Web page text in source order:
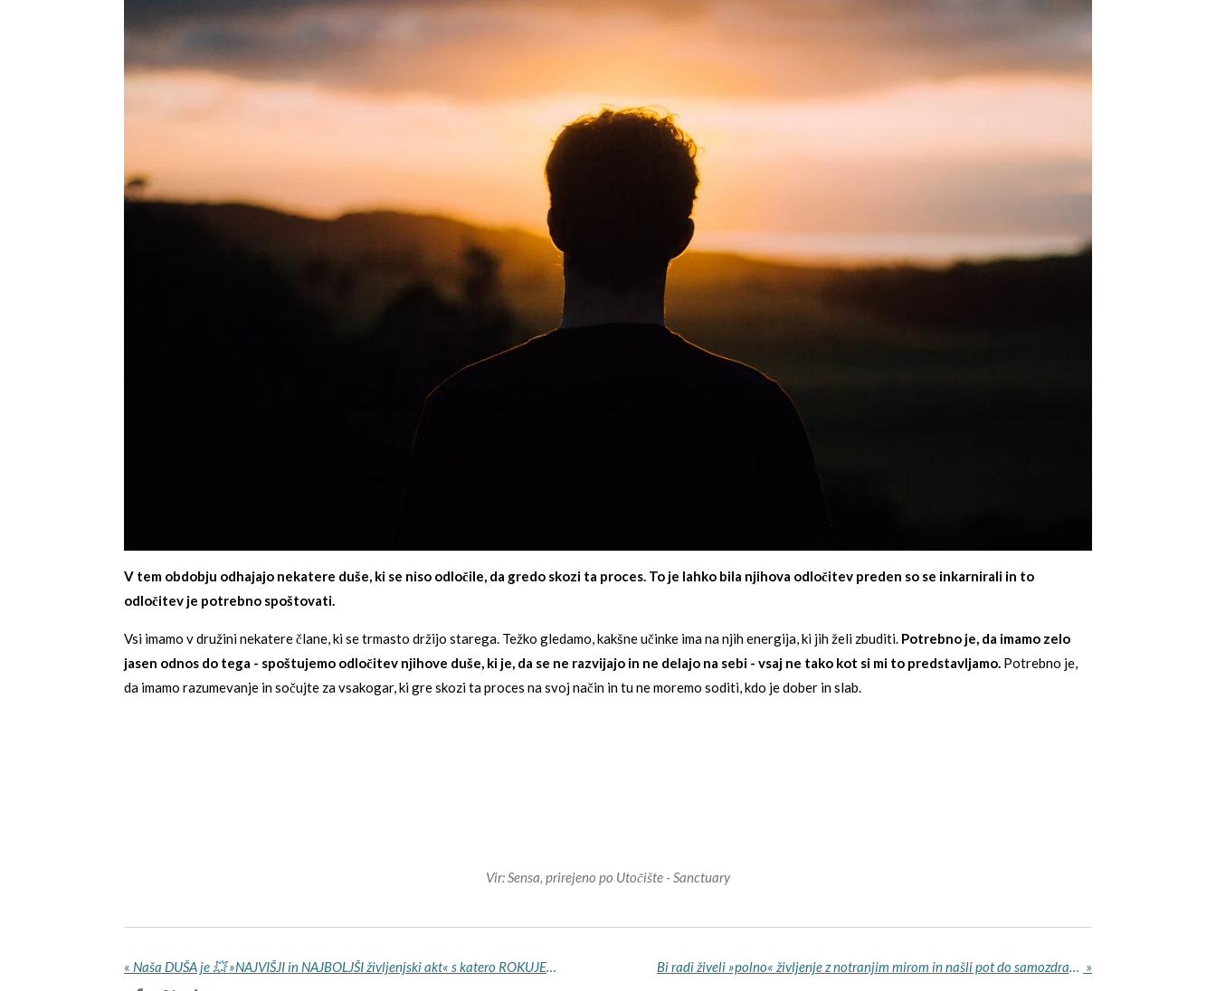
V tem obdobju odhajajo nekatere duše, ki se niso odločile, da gredo skozi ta proces. To je lahko bila njihova odločitev preden so se inkarnirali in to
odločitev je potrebno spoštovati.
Vsi imamo v družini nekatere člane, ki se trmasto držijo starega. Težko gledamo, kakšne učinke ima na njih energija, ki jih želi zbuditi. Potrebno je, da imamo zelo
jasen odnos do tega - spoštujemo odločitev njihove duše, ki je, da se ne razvijajo in ne delajo na sebi - vsaj ne tako kot si mi to predstavljamo. Potrebno je,
da imamo razumevanje in sočujte za vsakogar, ki gre skozi ta proces na svoj način in tu ne moremo soditi, kdo je dober in slab.
Vir: Sensa, prirejeno po Utočište - Sanctuary
« Naša DUŠA je 💥 »NAJVIŠJI in NAJBOLJŠI življenjski akt« s katero ROKUJEMO Bi radi živeli »polno« življenje z notranjim mirom in našli pot do samozdravljenja psiho-fizičnega telesa? »